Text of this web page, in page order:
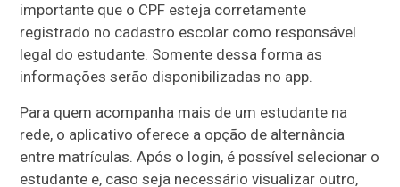
importante que o CPF esteja corretamente
registrado no cadastro escolar como responsável
legal do estudante. Somente dessa forma as
informações serão disponibilizadas no app.
Para quem acompanha mais de um estudante na
rede, o aplicativo oferece a opção de alternância
entre matrículas. Após o login, é possível selecionar o
estudante e, caso seja necessário visualizar outro,